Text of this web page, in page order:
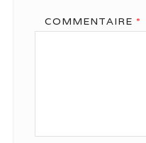
COMMENTAIRE *